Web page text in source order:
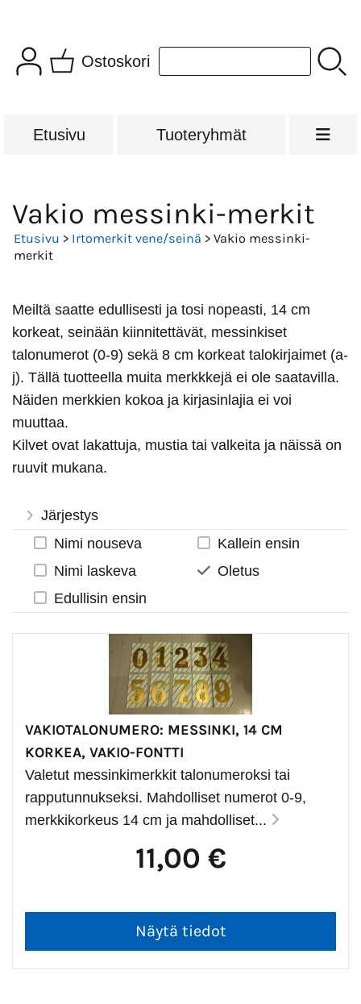
Ostoskori
Etusivu Tuoteryhmät
Vakio messinki-merkit
Etusivu > Irtomerkit vene/seinä > Vakio messinki-
merkit
Meiltä saatte edullisesti ja tosi nopeasti, 14 cm
korkeat, seinään kiinnitettävät, messinkiset
talonumerot (0-9) sekä 8 cm korkeat talokirjaimet (a-
j). Tällä tuotteella muita merkkkejä ei ole saatavilla.
Näiden merkkien kokoa ja kirjasinlajia ei voi
muuttaa.
Kilvet ovat lakattuja, mustia tai valkeita ja näissä on
ruuvit mukana.
Tuotteet ovat varastossamme, joten voimme
lähettää ne heti, kun maksu näkyy tilillämme tai
päivänä asiakkaan postissa.
kappaleesta. Maximi-alennus on 20%.
'Irtomerkit vesisuihkulla'kohdasta saat ihan millaisia
metallisia merkkejä tahansa.
Järjestys
Nimi nouseva
Nimi laskeva
Edullisin ensin
Kallein ensin
Oletus
VAKIOTALONUMERO: MESSINKI, 14 CM
KORKEA, VAKIO-FONTTI
Valetut messinkimerkkit talonumeroksi tai
rapputunnukseksi. Mahdolliset numerot 0-9,
merkkikorkeus 14 cm ja mahdolliset...
11,00 €